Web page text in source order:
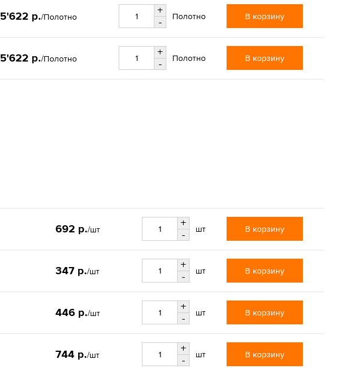
5'622 р./Полотно
+
-
Полотно В корзину
5'622 р./Полотно
+
-
Полотно В корзину
692 р./шт
+
-
шт В корзину
347 р./шт
+
-
шт В корзину
446 р./шт
+
-
шт В корзину
744 р./шт
+
-
шт В корзину